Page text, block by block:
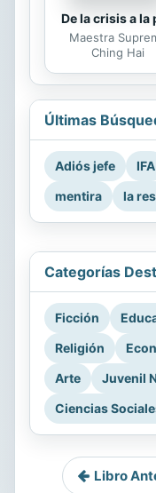
De la crisis a la
Maestra
Ching Hai
Últimas
Adiós jefe IFA
mentira
la
Categorías
Ficción
Religión
Arte
Juvenil
Ciencias
Libro